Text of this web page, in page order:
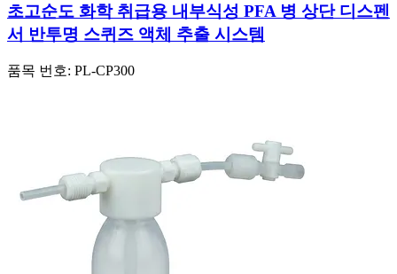
초고순도 화학 취급용 내부식성 PFA 병 상단 디스펜
서 반투명 스퀴즈 액체 추출 시스템
품목 번호: PL-CP300